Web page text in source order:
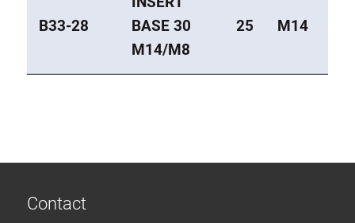
B33-28
BASE 30
M14/M8
25 M14
Contact